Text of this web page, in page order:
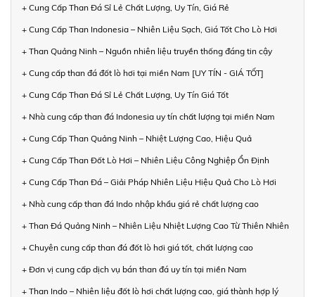
+ Cung Cấp Than Đá Sỉ Lẻ Chất Lượng, Uy Tín, Giá Rẻ
+ Cung Cấp Than Indonesia – Nhiên Liệu Sạch, Giá Tốt Cho Lò Hơi
+ Than Quảng Ninh – Nguồn nhiên liệu truyền thống đáng tin cậy
+ Cung cấp than đá đốt lò hơi tại miền Nam [UY TÍN - GIÁ TỐT]
+ Cung Cấp Than Đá Sỉ Lẻ Chất Lượng, Uy Tín Giá Tốt
+ Nhà cung cấp than đá Indonesia uy tín chất lượng tại miền Nam
+ Cung Cấp Than Quảng Ninh – Nhiệt Lượng Cao, Hiệu Quả
+ Cung Cấp Than Đốt Lò Hơi – Nhiên Liệu Công Nghiệp Ổn Định
+ Cung Cấp Than Đá – Giải Pháp Nhiên Liệu Hiệu Quả Cho Lò Hơi
+ Nhà cung cấp than đá Indo nhập khẩu giá rẻ chất lượng cao
+ Than Đá Quảng Ninh – Nhiên Liệu Nhiệt Lượng Cao Từ Thiên Nhiên
+ Chuyên cung cấp than đá đốt lò hơi giá tốt, chất lượng cao
+ Đơn vị cung cấp dịch vụ bán than đá uy tín tại miền Nam
+ Than Indo – Nhiên liệu đốt lò hơi chất lượng cao, giá thành hợp lý